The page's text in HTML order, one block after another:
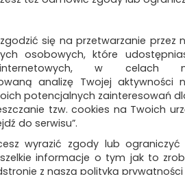
się na przetwarzanie
osobowych, które
w celach
analizę Twojej
potencjalnych zainteresowań
tzw. cookies na Twoich
do serwisu”.
wyrazić zgody lub ograniczyć
informacje o tym jak to
z naszą polityką